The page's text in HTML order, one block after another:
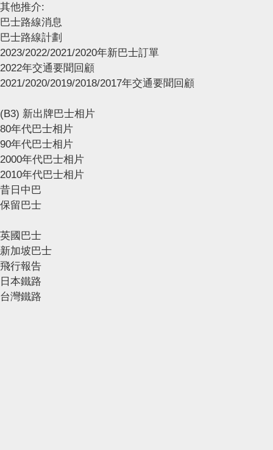
其他推介:
巴士路線消息
巴士路線計劃
2023/2022/2021/2020年新巴士訂單
2022年交通要聞回顧
2021/2020/2019/2018/2017年交通要聞回顧
(B3) 新出牌巴士相片
80年代巴士相片
90年代巴士相片
2000年代巴士相片
2010年代巴士相片
昔日中巴
保留巴士
英國巴士
新加坡巴士
飛行報告
日本鐵路
台灣鐵路